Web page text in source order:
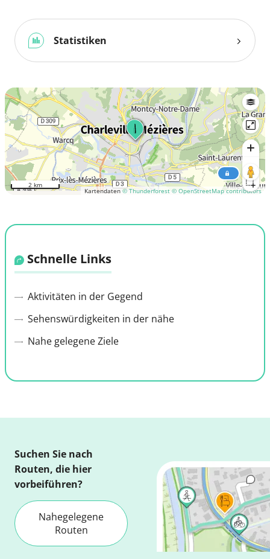
Statistiken
Kartendaten© Thunderforest © OpenStreetMap contributors
2 km
Schnelle Links
Aktivitäten in der Gegend
Sehenswürdigkeiten in der nähe
Nahe gelegene Ziele
Suchen Sie nach
Routen, die hier
vorbeiführen?
Nahegelegene
Routen